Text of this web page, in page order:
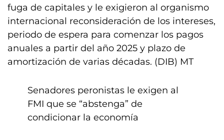
fuga de capitales y le exigieron al organismo
internacional reconsideración de los intereses,
periodo de espera para comenzar los pagos
anuales a partir del año 2025 y plazo de
amortización de varias décadas. (DIB) MT
Senadores peronistas le exigen al
FMI que se “abstenga” de
condicionar la economía